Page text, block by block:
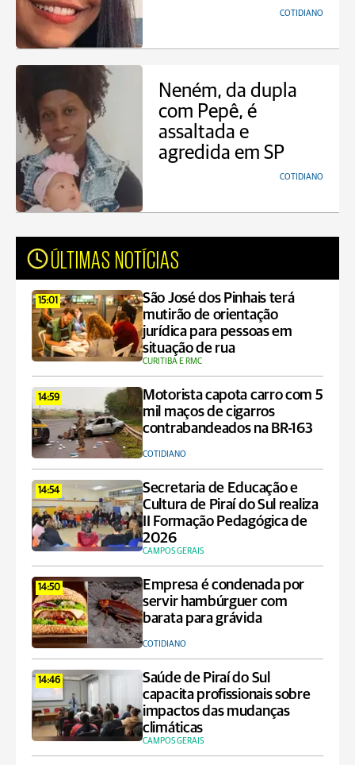
COTIDIANO
Neném, da dupla
com Pepê, é
assaltada e
agredida em SP
COTIDIANO
ÚLTIMAS NOTÍCIAS
15:01
São José dos Pinhais terá
mutirão de orientação
jurídica para pessoas em
situação de rua
CURITIBA E RMC
14:59
Motorista capota carro com 5
mil maços de cigarros
contrabandeados na BR-163
COTIDIANO
14:54
Secretaria de Educação e
Cultura de Piraí do Sul realiza
II Formação Pedagógica de
2026
CAMPOS GERAIS
14:50
Empresa é condenada por
servir hambúrguer com
barata para grávida
COTIDIANO
14:46
Saúde de Piraí do Sul
capacita profissionais sobre
impactos das mudanças
climáticas
CAMPOS GERAIS